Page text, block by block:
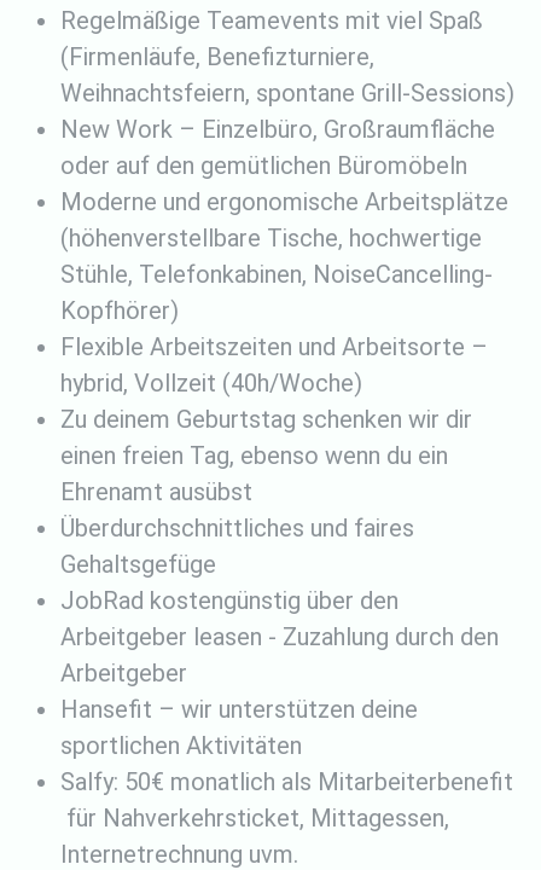
Regelmäßige Teamevents mit viel Spaß
(Firmenläufe, Benefizturniere,
Weihnachtsfeiern, spontane Grill-Sessions)
New Work – Einzelbüro, Großraumfläche
oder auf den gemütlichen Büromöbeln
Moderne und ergonomische Arbeitsplätze
(höhenverstellbare Tische, hochwertige
Stühle, Telefonkabinen, NoiseCancelling-
Kopfhörer)
Flexible Arbeitszeiten und Arbeitsorte –
hybrid, Vollzeit (40h/Woche)
Zu deinem Geburtstag schenken wir dir
einen freien Tag, ebenso wenn du ein
Ehrenamt ausübst
Überdurchschnittliches und faires
Gehaltsgefüge
JobRad kostengünstig über den
Arbeitgeber leasen - Zuzahlung durch den
Arbeitgeber
Hansefit – wir unterstützen deine
sportlichen Aktivitäten
Salfy: 50€ monatlich als Mitarbeiterbenefit
für Nahverkehrsticket, Mittagessen,
Internetrechnung uvm.